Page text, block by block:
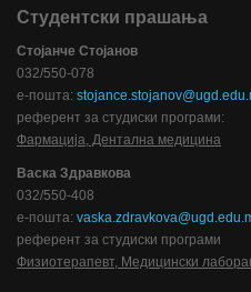
Студентски прашања
Стојанче Стојанов
032/550-078
е-пошта:
референт за студиски програми:
Фармација, Дентална медицина
Васка Здравкова
032/550-408
е-пошта:
референт за студиски програми
Физиотерапевт, Медицински